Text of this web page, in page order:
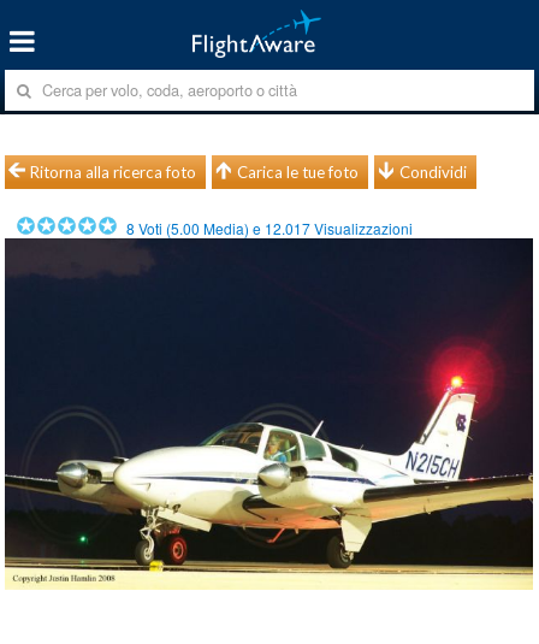
Ritorna alla ricerca foto Carica le tue foto Condividi
8 Voti (5.00 Media) e 12.017Visualizzazioni